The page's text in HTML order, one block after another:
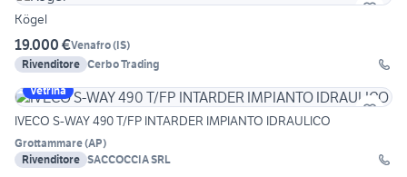
Kögel
19.000 €Venafro(IS)
Rivenditore Cerbo Trading
Vetrina
IVECO S-WAY 490 T/FP INTARDER IMPIANTO IDRAULICO
Grottammare(AP)
Rivenditore SACCOCCIA SRL